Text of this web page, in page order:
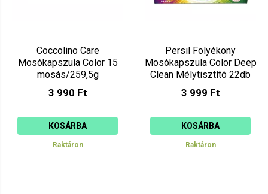
Coccolino Care
Mosókapszula Color 15
mosás/259,5g
3 990 Ft
KOSÁRBA
Raktáron
Persil Folyékony
Mosókapszula Color Deep
Clean Mélytisztító 22db
3 999 Ft
KOSÁRBA
Raktáron